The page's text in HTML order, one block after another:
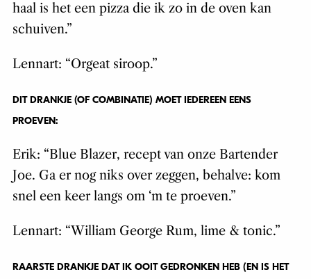
haal is het een pizza die ik zo in de oven kan
schuiven.”
Lennart: “Orgeat siroop.”
DIT DRANKJE (OF COMBINATIE) MOET IEDEREEN EENS
PROEVEN:
Erik: “Blue Blazer, recept van onze Bartender
Joe. Ga er nog niks over zeggen, behalve: kom
snel een keer langs om ‘m te proeven.”
Lennart: “William George Rum, lime & tonic.”
RAARSTE DRANKJE DAT IK OOIT GEDRONKEN HEB (EN IS HET